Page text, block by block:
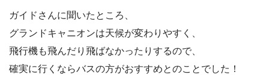
ガイドさんに聞いたところ、
グランドキャニオンは天候が変わりやすく、
飛行機も飛んだり飛ばなかったりするので、
確実に行くならバスの方がおすすめとのことでした！